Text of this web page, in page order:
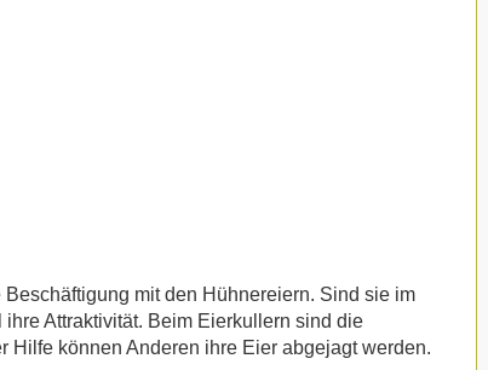
mit den Hühnereiern. Sind sie im
Attraktivität. Beim Eierkullern sind die
Hilfe können Anderen ihre Eier abgejagt werden.